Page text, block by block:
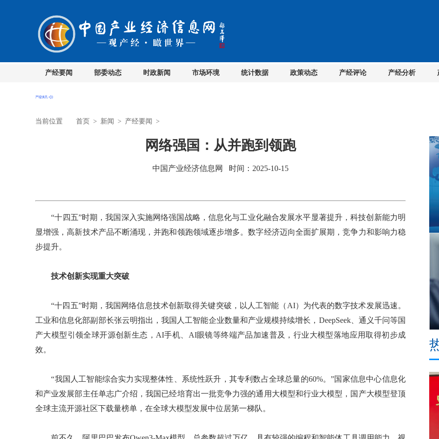
产经要闻 部委动态 时政新闻 市场环境 统计数据 政策动态 产经评论 产经分析
当前位置 首页 > 新闻 > 产经要闻 >
网络强国：从并跑到领跑
中国产业经济信息网 时间：2025-10-15
“十四五”时期，我国深入实施网络强国战略，信息化与工业化融合发展水平显著提升，科技创新能力明
显增强，高新技术产品不断涌现，并跑和领跑领域逐步增多。数字经济迈向全面扩展期，竞争力和影响力稳
步提升。
技术创新实现重大突破
“十四五”时期，我国网络信息技术创新取得关键突破，以人工智能（AI）为代表的数字技术发展迅速。
工业和信息化部副部长张云明指出，我国人工智能企业数量和产业规模持续增长，DeepSeek、通义千问等国
产大模型引领全球开源创新生态，AI手机、AI眼镜等终端产品加速普及，行业大模型落地应用取得初步成
效。
“我国人工智能综合实力实现整体性、系统性跃升，其专利数占全球总量的60%。”国家信息中心信息化
和产业发展部主任单志广介绍，我国已经培育出一批竞争力强的通用大模型和行业大模型，国产大模型登顶
全球主流开源社区下载量榜单，在全球大模型发展中位居第一梯队。